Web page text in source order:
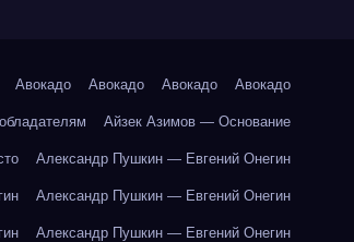
Авокадо Авокадо Авокадо Авокадо
Айзек Азимов — Основание
Александр Пушкин — Евгений Онегин
Александр Пушкин — Евгений Онегин
Александр Пушкин — Евгений Онегин